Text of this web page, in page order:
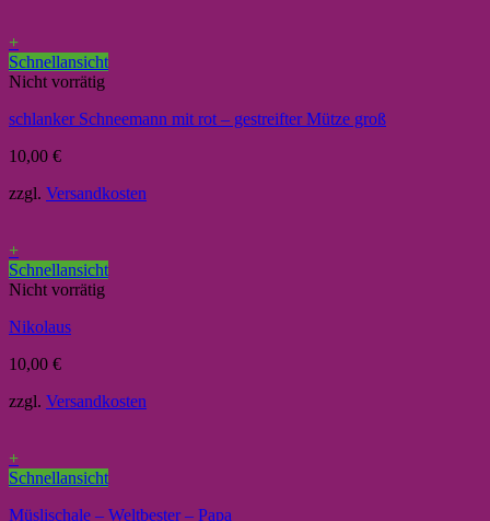
+
Schnellansicht
Nicht vorrätig
schlanker Schneemann mit rot – gestreifter Mütze groß
10,00 €
zzgl. Versandkosten
+
Schnellansicht
Nicht vorrätig
Nikolaus
10,00 €
zzgl. Versandkosten
+
Schnellansicht
Müslischale – Weltbester – Papa